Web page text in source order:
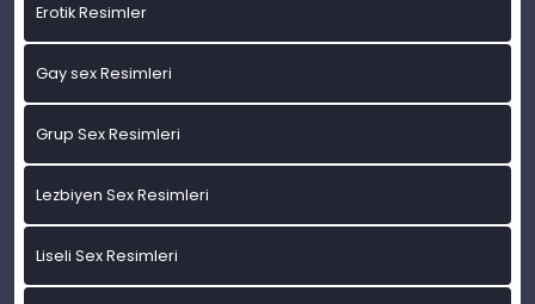
Erotik Resimler
Gay sex Resimleri
Grup Sex Resimleri
Lezbiyen Sex Resimleri
Liseli Sex Resimleri